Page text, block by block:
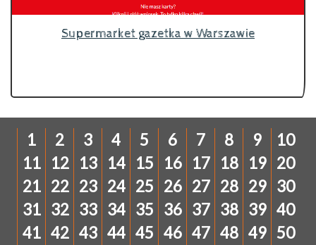
Supermarket gazetka w Warszawie
1 2 3 4 5 6 7 8 9
10
11
12 13 14 15 16 17 18 19 20
21 22 23 24 25 26 27 28 29 30
31 32 33 34 35 36 37 38 39 40
41 42 43 44 45 46 47 48 49 50